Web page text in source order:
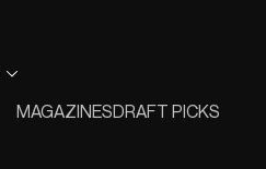
MAGAZINESDRAFT PICKS